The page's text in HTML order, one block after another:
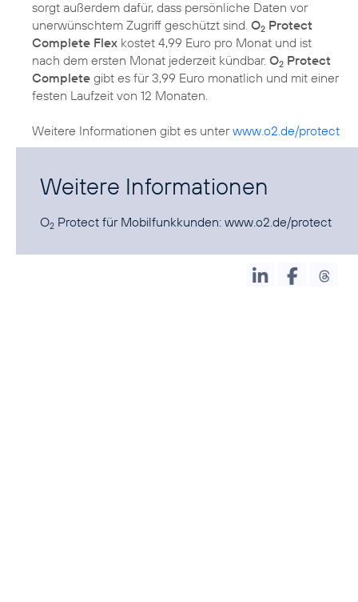
sorgt außerdem dafür, dass persönliche Daten vor
unerwünschtem Zugriff geschützt sind. O2 Protect
Complete Flex kostet 4,99 Euro pro Monat und ist
nach dem ersten Monat jederzeit kündbar. O2 Protect
Complete gibt es für 3,99 Euro monatlich und mit einer
festen Laufzeit von 12 Monaten.
Weitere Informationen gibt es unterwww.o2.de/protect
Weitere Informationen
O2 Protect für Mobilfunkkunden: www.o2.de/protect